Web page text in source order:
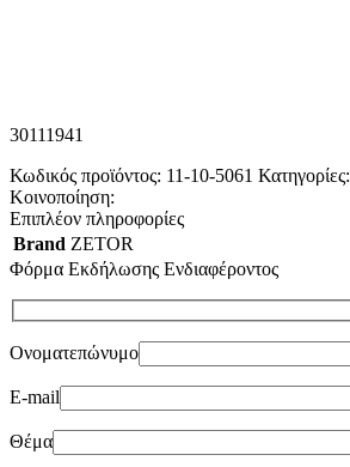
30111941
Κωδικός προϊόντος: 11-10-5061 Κατηγορίες:
Κοινοποίηση:
Επιπλέον πληροφορίες
Brand ZETOR
Φόρμα Εκδήλωσης Ενδιαφέροντος
Ονοματεπώνυμο
E-mail
Θέμα